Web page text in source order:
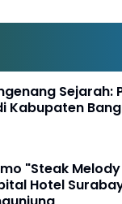
Sejarah:
Kabupaten
"Steak
Hotel